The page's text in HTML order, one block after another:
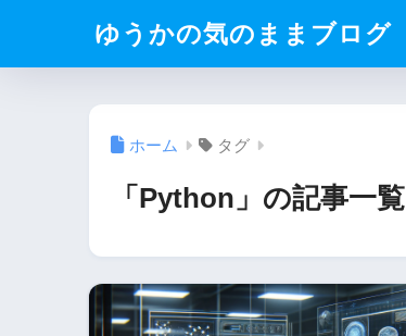
ゆうかの気のままブログ
ホーム タグ
「Python」の記事一覧